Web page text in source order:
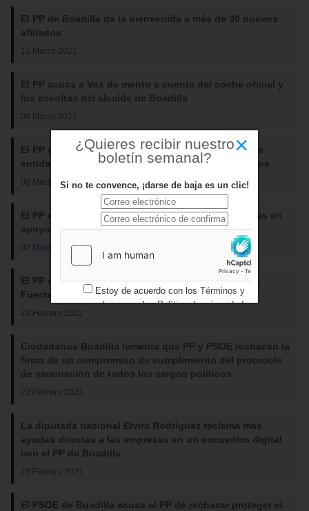
El PP de Boadilla da la bienvenida a más de 30 nuevos
afiliados
15 Marzo 2021
El PP acusa a Vox de mentir a cuenta del coche oficial y
los escoltas del alcalde de Boadilla
08 Marzo 2021
El PP de Boadilla critica al Gobierno por negar a las
entidades locales la gestión de los fondos europeos
08 Marzo 2021
El PP de Boadilla continúa con la recogida de firmas en
apoyo a las Fuerzas y Cuerpos de Seguridad
02 Marzo 2021
El PP de Boadilla recogerá firmas para apoyar a las
Fuerzas y Cuerpos de Seguridad
23 Febrero 2021
Ciudadanos Boadilla lamenta que PP y PSOE rechacen la
firma de un compromiso de cumplimiento del protocolo
de vacunación de todos los cargos políticos
23 Febrero 2021
La diputada nacional Elvira Rodríguez reclama más
ayudas directas a las empresas en un encuentro digital
con el PP de Boadilla
23 Febrero 2021
El PSOE de Boadilla acusa al PP de rechazar proteger el
×
¿Quieres recibir nuestro
boletín semanal?
Si no te convence, ¡darse de baja es un clic!
Estoy de acuerdo con los Términos y
condicionesy losPolítica de privacidad